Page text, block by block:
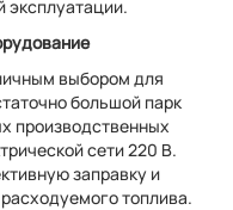
эксплуатации.
выбором для
большой парк
производственных
сети 220 В.
заправку и
топлива.